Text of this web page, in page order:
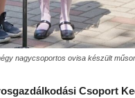
nagycsoportos ovisa készült
Csoport